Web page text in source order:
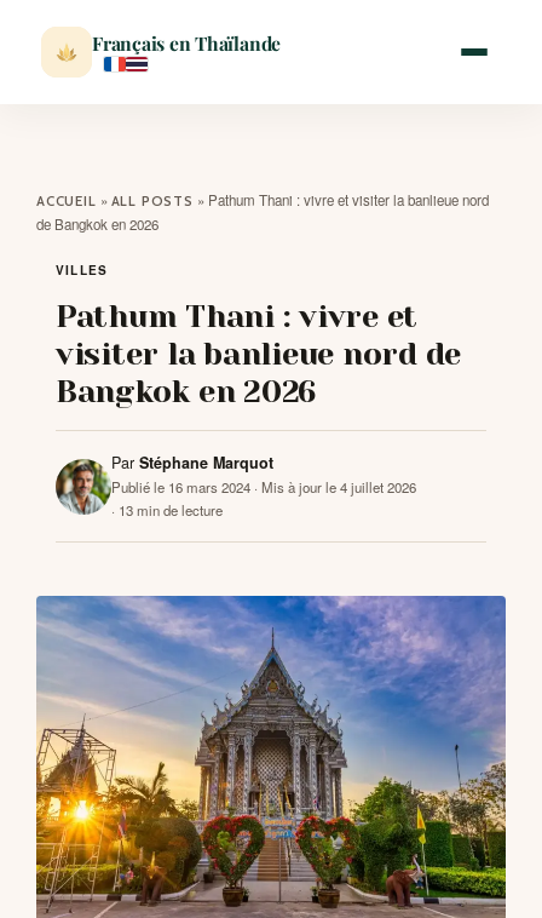
Français en Thaïlande
VISITER
MÉTÉO
EXPATRIATION
BLOG
CONTACTS
ACCUEIL » ALL POSTS » Pathum Thani : vivre et visiter la banlieue nord
de Bangkok en 2026
VILLES
Pathum Thani : vivre et
visiter la banlieue nord de
Bangkok en 2026
Par Stéphane Marquot
Publié le 16 mars 2024 · Mis à jour le 4 juillet 2026
· 13 min de lecture